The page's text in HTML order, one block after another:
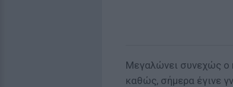
Μεγαλώνει συνεχώς
καθώς, σήμερα έγινε